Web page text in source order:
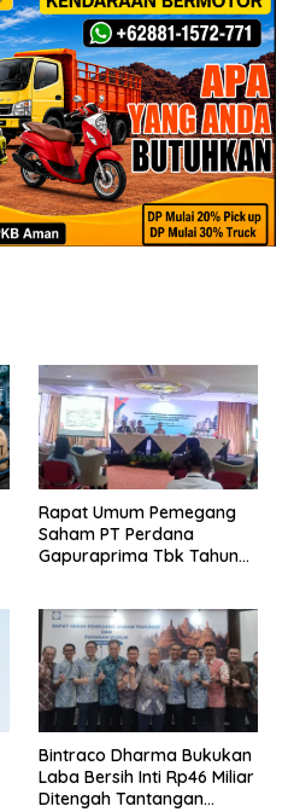
Rapat Umum Pemegang
Saham PT Perdana
Gapuraprima Tbk Tahun
Bintraco Dharma Bukukan
Laba Bersih Inti Rp46 Miliar
Ditengah Tantangan